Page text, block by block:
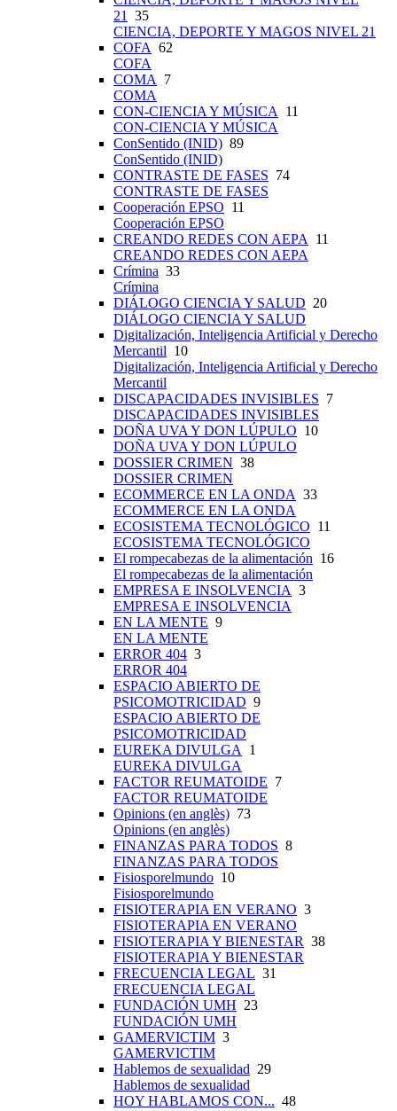
21
35
CIENCIA, DEPORTE Y MAGOS NIVEL 21
COFA 62
COFA
COMA
7
COMA
CON-CIENCIA Y MÚSICA
11
CON-CIENCIA Y MÚSICA
ConSentido (INID) 89
ConSentido (INID)
CONTRASTE DE FASES 74
CONTRASTE DE FASES
Cooperación EPSO 11
Cooperación EPSO
CREANDO REDES CON AEPA
11
CREANDO REDES CON AEPA
Crímina 33
Crímina
DIÁLOGO CIENCIA Y SALUD 20
DIÁLOGO CIENCIA Y SALUD
Digitalización, Inteligencia Artificial y Derecho
Mercantil 10
Digitalización, Inteligencia Artificial y Derecho
Mercantil
DISCAPACIDADES INVISIBLES 7
DISCAPACIDADES INVISIBLES
DOÑA UVA Y DON LÚPULO 10
DOÑA UVA Y DON LÚPULO
DOSSIER CRIMEN 38
DOSSIER CRIMEN
ECOMMERCE EN LA ONDA 33
ECOMMERCE EN LA ONDA
ECOSISTEMA TECNOLÓGICO 11
ECOSISTEMA TECNOLÓGICO
El rompecabezas de la alimentación 16
El rompecabezas de la alimentación
EMPRESA E INSOLVENCIA 3
EMPRESA E INSOLVENCIA
EN LA MENTE 9
EN LA MENTE
ERROR 404 3
ERROR 404
ESPACIO ABIERTO DE
PSICOMOTRICIDAD 9
ESPACIO ABIERTO DE
PSICOMOTRICIDAD
EUREKA DIVULGA
1
EUREKA DIVULGA
FACTOR REUMATOIDE 7
FACTOR REUMATOIDE
Opinions (en anglès) 73
Opinions (en anglès)
FINANZAS PARA TODOS 8
FINANZAS PARA TODOS
Fisiosporelmundo 10
Fisiosporelmundo
FISIOTERAPIA EN VERANO 3
FISIOTERAPIA EN VERANO
FISIOTERAPIA Y BIENESTAR 38
FISIOTERAPIA Y BIENESTAR
FRECUENCIA LEGAL 31
FRECUENCIA LEGAL
FUNDACIÓN UMH 23
FUNDACIÓN UMH
GAMERVICTIM 3
GAMERVICTIM
Hablemos de sexualidad 29
Hablemos de sexualidad
HOY HABLAMOS CON... 48